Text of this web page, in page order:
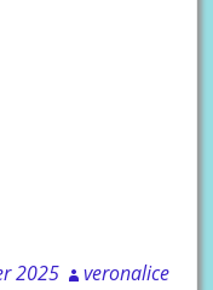
2025
veronalice